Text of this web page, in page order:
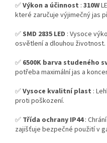
✅Výkon a účinnost : 310W
které zaručuje výjimečný jas
✅SMD 2835 LED : Vysoce
osvětlení a dlouhou životnost.
✅ 6500K barva studeného
potřeba maximální jas a
✅Vysoce kvalitní plast :
proti poškození.
✅ Třída ochrany IP44:
zajišťuje bezpečné použití v